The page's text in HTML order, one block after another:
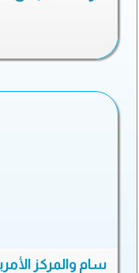
سام والمركز